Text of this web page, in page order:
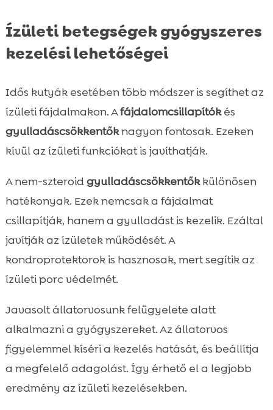
Ízületi betegségek gyógyszeres
kezelési lehetőségei
Idős kutyák esetében több módszer is segíthet az
ízületi fájdalmakon. Afájdalomcsillapítókés
gyulladáscsökkentőknagyon fontosak. Ezeken
kívül az ízületi funkciókat is javíthatják.
A nem-szteroidgyulladáscsökkentőkkülönösen
hatékonyak. Ezek nemcsak a fájdalmat
csillapítják, hanem a gyulladást is kezelik. Ezáltal
javítják az ízületek működését. A
kondroprotektorok is hasznosak, mert segítik az
ízületi porc védelmét.
Javasolt állatorvosunk felügyelete alatt
alkalmazni a gyógyszereket. Az állatorvos
figyelemmel kíséri a kezelés hatását, és beállítja
a megfelelő adagolást. Így érhető el a legjobb
eredmény az ízületi kezelésekben.